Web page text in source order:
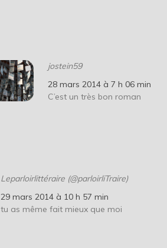
jostein59
28 mars 2014 à 7 h 06 min
C’est un très bon roman
Leparloirlittéraire (@parloirliTraire)
29 mars 2014 à 10 h 57 min
tu as même fait mieux que moi